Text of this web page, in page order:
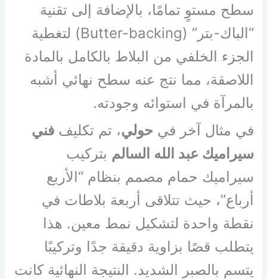
سطح مستوٍ تمامًا، بالإضافة إلى تقنية
“الباك-بتر” (Butter-backing) لتغطية
الجزء الخلفي من البلاط بالكامل بالمادة
اللاصقة، مما نتج عنه سطح نهائي أشبه
بالمرآة في استوائه وجودته.
في مثال آخر في حولي، تم تكليففني
سيراميك عبد الله السالم بتركيب
سيراميك حمام مصمم بنظام “الأربع
أرباع”، حيث تتلاقى أربعة بلاطات في
نقطة واحدة لتشكيل نمط معين. هذا
يتطلب قصًا بزاوية دقيقة جدًا وتركيبًا
يتسم بالصبر الشديد. النتيجة النهائية كانت